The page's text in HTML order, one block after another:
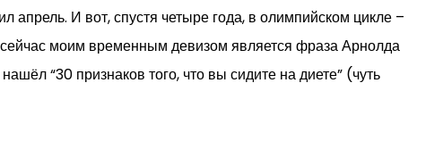
И вот, спустя четыре года, в олимпийском цикле –
моим временным девизом является фраза Арнолда
“30 признаков того, что вы сидите на диете” (чуть